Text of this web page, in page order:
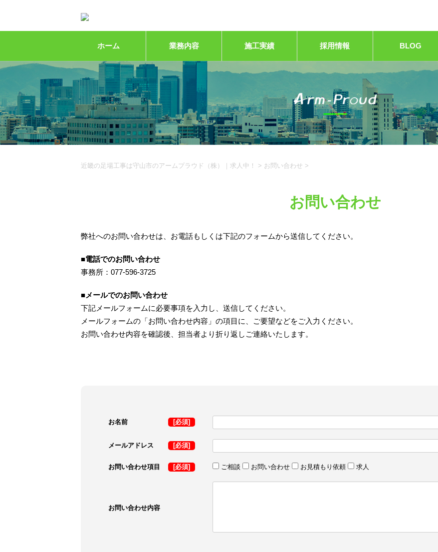
ホーム 業務内容 施工実績 採用情報 BLOG
近畿の足場工事は守山市のアームプラウド（株）｜求人中！ > お問い合わせ >
お問い合わせ
弊社へのお問い合わせは、お電話もしくは下記のフォームから送信してください。
■電話でのお問い合わせ
事務所：077-596-3725
■メールでのお問い合わせ
下記メールフォームに必要事項を入力し、送信してください。
メールフォームの「お問い合わせ内容」の項目に、ご要望などをご入力ください。
お問い合わせ内容を確認後、担当者より折り返しご連絡いたします。
お名前 [必須]
メールアドレス [必須]
お問い合わせ項目 [必須] ご相談 お問い合わせ お見積もり依頼 求人
お問い合わせ内容